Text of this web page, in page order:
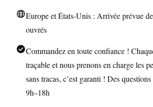
Europe et États-Unis : Arrivée prévue
ouvrés
Commandez en toute confiance !
traçable et nous prenons en charge les
sans tracas, c’est garanti ! Des
9h–18h